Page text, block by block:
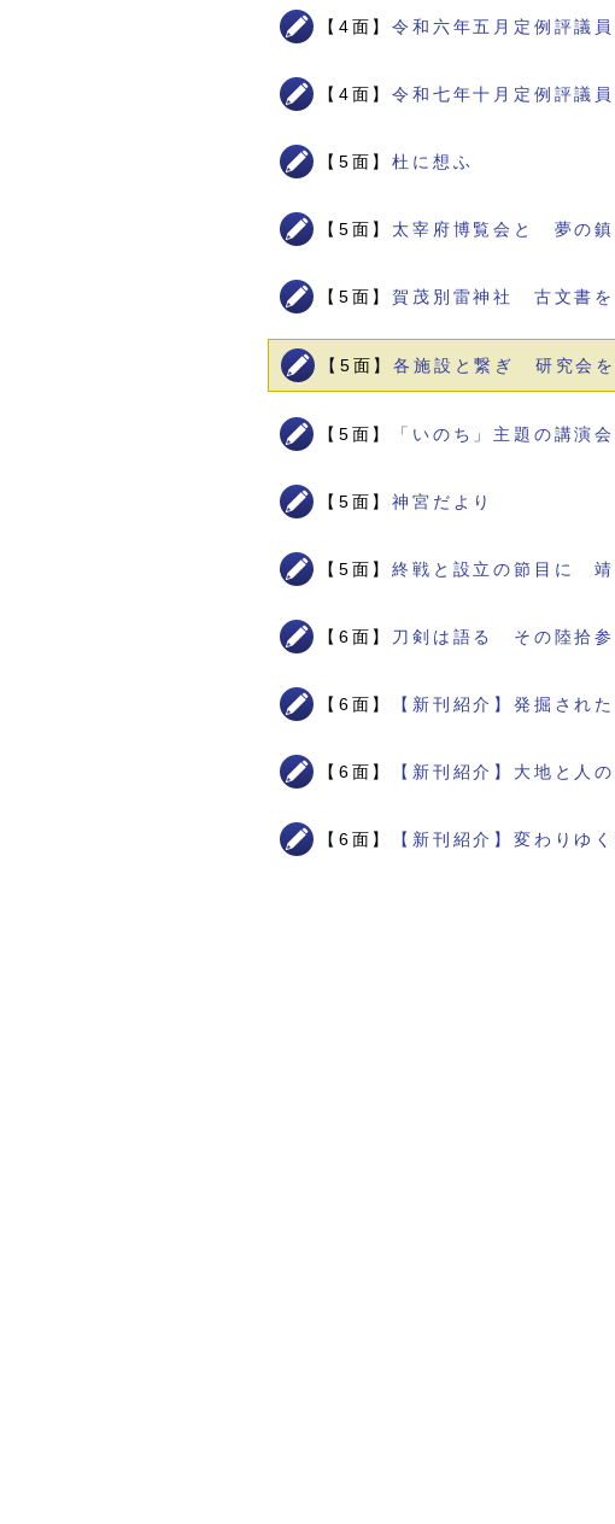
【4面】令和六年五月定例評議
【4面】令和七年十月定例評議
【5面】杜に想ふ
【5面】 太宰府博覧会と 夢の
【5面】賀茂別雷神社 古文書
【5面】各施設と繋ぎ 研究会
【5面】 「いのち」主題の講
【5面】神宮だより
【5面】終戦と設立の節目に
【6面】 刀剣は語る その陸拾
【6面】 【新刊紹介】発掘さ
【6面】 【新刊紹介】大地と
【6面】 【新刊紹介】変わり